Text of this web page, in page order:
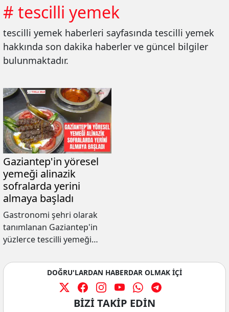
# tescilli yemek
tescilli yemek haberleri sayfasında tescilli yemek
hakkında son dakika haberler ve güncel bilgiler
bulunmaktadır.
Gaziantep'in yöresel
yemeği alinazik
sofralarda yerini
almaya başladı
Gastronomi şehri olarak
tanımlanan Gaziantep'in
yüzlerce tescilli yemeği
yaz aylarının
vazgeçilmezleri arasında
yer almaya devam ediyor.
DOĞRU'LARDAN HABERDAR OLMAK İÇİ
BİZİ TAKİP EDİN